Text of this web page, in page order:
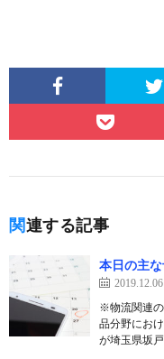
関連する記事
本日の主な
2019.12.06
※物流関連
品分野にお
が埼玉県坂